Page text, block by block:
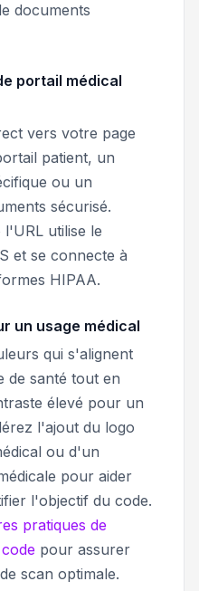
documents
portail médical
vers votre page
patient, un
ou un
sécurisé.
utilise le
et se connecte à
HIPAA.
un usage médical
qui s'alignent
de santé tout en
élevé pour un
l'ajout du logo
ou d'un
pour aider
l'objectif du code.
pratiques de
pour assurer
scan optimale.